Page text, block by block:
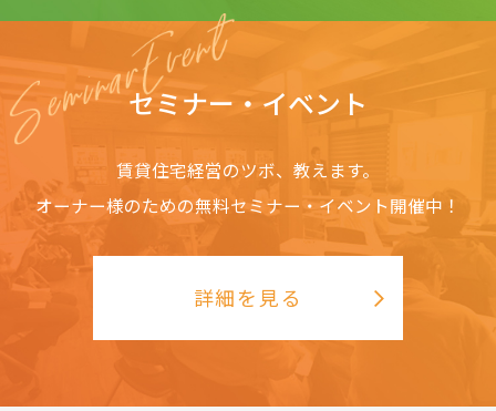
セミナー・イベント
賃貸住宅経営のツボ、教えます。
オーナー様のための無料セミナー・イベント開催中！
詳細を見る